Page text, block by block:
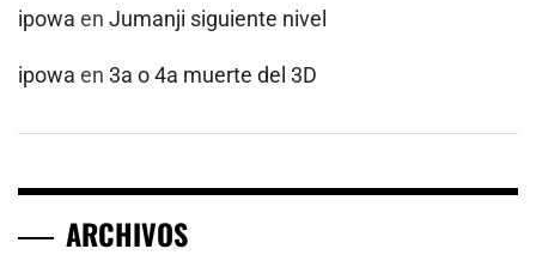
ipowa en Jumanji siguiente nivel
ipowa en 3a o 4a muerte del 3D
ARCHIVOS